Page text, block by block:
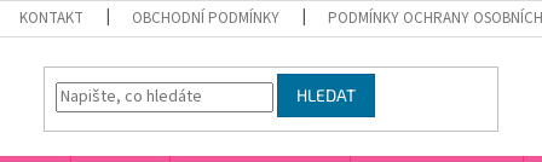
KONTAKT OBCHODNÍ PODMÍNKY PODMÍNKY OCHRANY OSOBNÍCH
HLEDAT